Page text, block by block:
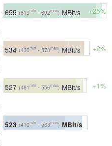
655 (619min - 692max) MBit/s +25%
534 (430min - 578max) MBit/s +2%
527 (481min - 556max) MBit/s +1%
523 (410min - 563max) MBit/s